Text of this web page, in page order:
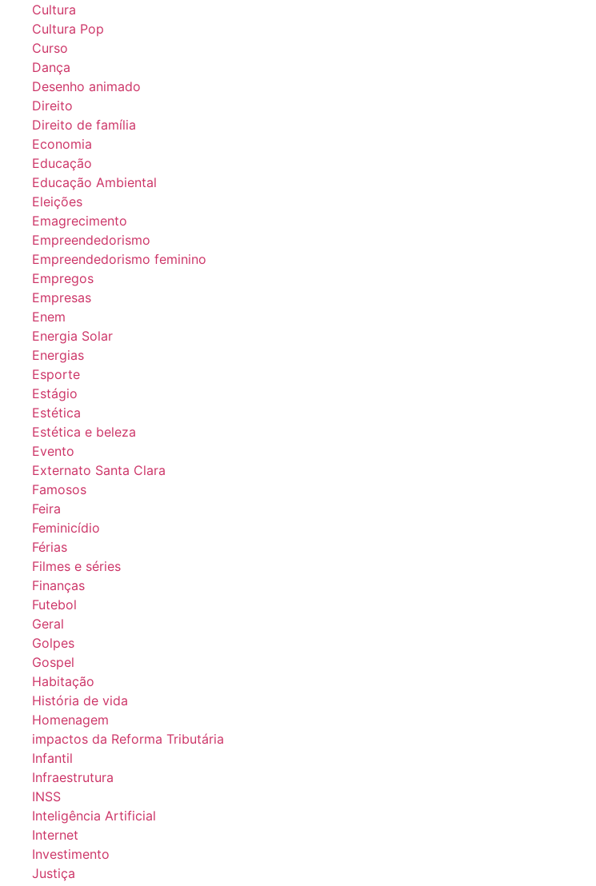
Cultura
Cultura Pop
Curso
Dança
Desenho animado
Direito
Direito de família
Economia
Educação
Educação Ambiental
Eleições
Emagrecimento
Empreendedorismo
Empreendedorismo feminino
Empregos
Empresas
Enem
Energia Solar
Energias
Esporte
Estágio
Estética
Estética e beleza
Evento
Externato Santa Clara
Famosos
Feira
Feminicídio
Férias
Filmes e séries
Finanças
Futebol
Geral
Golpes
Gospel
Habitação
História de vida
Homenagem
impactos da Reforma Tributária
Infantil
Infraestrutura
INSS
Inteligência Artificial
Internet
Investimento
Justiça